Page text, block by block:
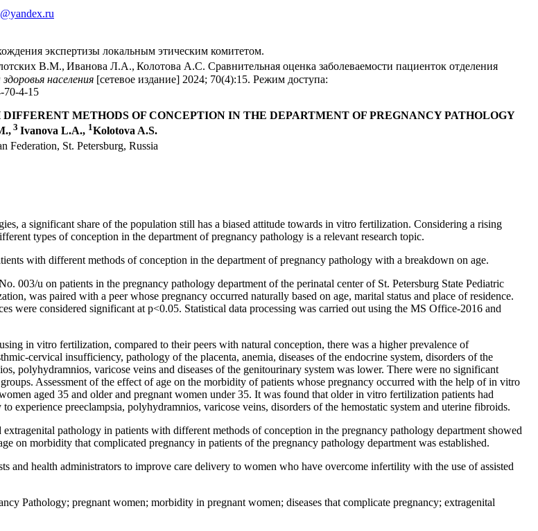
экспертизы локальным этическим комитетом.
В.М., Иванова Л.А., Колотова А.С. Сравнительная оценка заболеваемости пациенток отделения
населения [сетевое издание] 2024; 70(4):15. Режим доступа:
70-4-15
METHODS OF CONCEPTION IN THE DEPARTMENT OF PREGNANCY PATHOLOGY
3 Ivanova L.A., 1Kolotova A.S.
Federation, St. Petersburg, Russia
a significant share of the population still has a biased attitude towards in vitro fertilization. Considering a rising
types of conception in the department of pregnancy pathology is a relevant research topic.
with different methods of conception in the department of pregnancy pathology with a breakdown on age.
003/u on patients in the pregnancy pathology department of the perinatal center of St. Petersburg State Pediatric
was paired with a peer whose pregnancy occurred naturally based on age, marital status and place of residence.
were considered significant at p<0.05. Statistical data processing was carried out using the MS Office-2016 and
in vitro fertilization, compared to their peers with natural conception, there was a higher prevalence of
cervical insufficiency, pathology of the placenta, anemia, diseases of the endocrine system, disorders of the
polyhydramnios, varicose veins and diseases of the genitourinary system was lower. There were no significant
Assessment of the effect of age on the morbidity of patients whose pregnancy occurred with the help of in vitro
aged 35 and older and pregnant women under 35. It was found that older in vitro fertilization patients had
experience preeclampsia, polyhydramnios, varicose veins, disorders of the hemostatic system and uterine fibroids.
pathology in patients with different methods of conception in the pregnancy pathology department showed
on morbidity that complicated pregnancy in patients of the pregnancy pathology department was established.
and health administrators to improve care delivery to women who have overcome infertility with the use of assisted
Pathology; pregnant women; morbidity in pregnant women; diseases that complicate pregnancy; extragenital